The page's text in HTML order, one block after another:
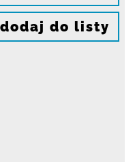
dodaj do listy